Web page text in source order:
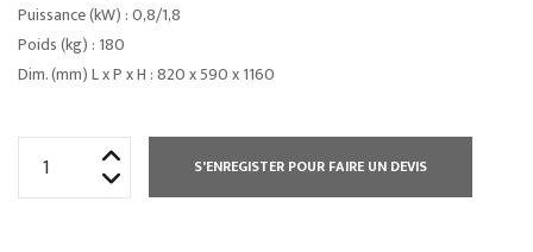
Puissance (kW) : 0,8/1,8
Poids (kg) : 180
Dim. (mm) L x P x H : 820 x 590 x 1160
S'ENREGISTER POUR FAIRE UN DEVIS